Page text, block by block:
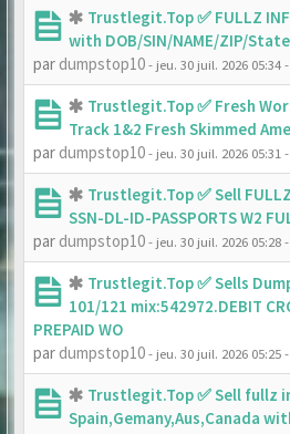
Trustlegit.Top ✅ FULLZ
with DOB/SIN/NAME/ZIP/
par dumpstop10- jeu. 30 juil. 2026 05:34
Trustlegit.Top ✅ Fresh
Track 1&2 Fresh Skimmed
par dumpstop10- jeu. 30 juil. 2026 05:31
Trustlegit.Top ✅ Sell
SSN-DL-ID-PASSPORTS W2
par dumpstop10- jeu. 30 juil. 2026 05:28
Trustlegit.Top ✅ Sells
101/121 mix:542972.DEBIT
PREPAID WO
par dumpstop10- jeu. 30 juil. 2026 05:25
Trustlegit.Top ✅ Sell fullz
Spain,Gemany,Aus,Canada